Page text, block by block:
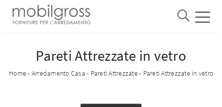
Pareti Attrezzate in vetro
Home- Arredamento Casa - Pareti Attrezzate- Pareti Attrezzate in vetro